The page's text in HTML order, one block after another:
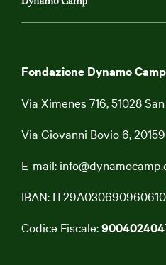
Fondazione Dynamo
Via Ximenes 716, 51028
Via Giovanni Bovio 6,
E-mail:
IBAN:
Codice Fiscale: